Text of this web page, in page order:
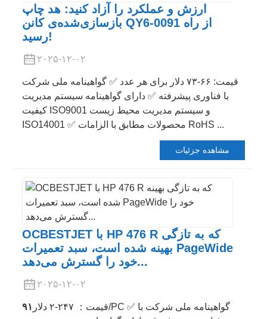
ارزش و عملکرد را آزاد کنید: هد چاپ
بازسازی‌شده‌ی کانن QY6-0091 از راه
رسید!
۲۰۲۵-۱۲-۰۲
قیمت: ۶۶-۷۳ دلار برای هر عدد ✅ گواهینامه ملی شرکت
با فناوری پیشرفته ✅ دارای گواهینامه سیستم مدیریت
کیفیت ISO9001 و سیستم مدیریت محیط زیست
ISO14001 ✅ محصولات مطابق با الزامات RoHS ...
مشاهده جزئیات
OCBESTJET با HP 476 R که به تازگی
بهینه شده است، سبد تعمیرات PageWide
خود را گسترش می‌دهد...
۲۰۲۵-۱۲-۰۲
قیمت： ۲۴۷-۲ دلار ۹۱
/PC ✅ گواهینامه ملی شرکت با